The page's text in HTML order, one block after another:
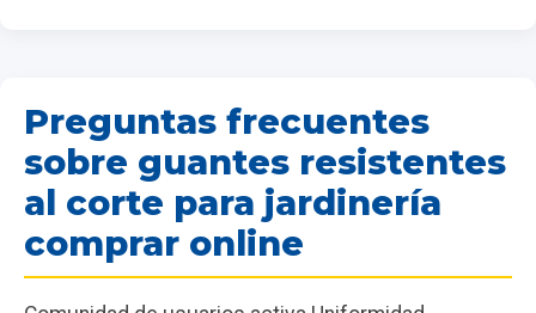
Preguntas frecuentes
sobre guantes resistentes
al corte para jardinería
comprar online